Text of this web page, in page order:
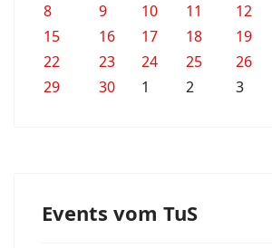
8
9 10 11 12
15
16 17 18 19
22
23 24 25 26
29
30 1 2 3
Events vom TuS